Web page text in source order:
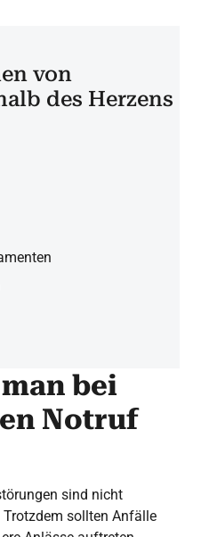
von
des Herzens
bei
Notruf
sind nicht
Trotzdem sollten Anfälle